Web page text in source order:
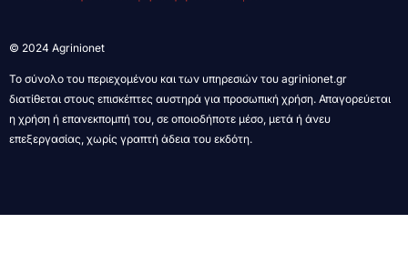
© 2024 Agrinionet
Το σύνολο του περιεχομένου και των υπηρεσιών του agrinionet.gr
διατίθεται στους επισκέπτες αυστηρά για προσωπική χρήση. Απαγορεύεται
η χρήση ή επανεκπομπή του, σε οποιοδήποτε μέσο, μετά ή άνευ
επεξεργασίας, χωρίς γραπτή άδεια του εκδότη.